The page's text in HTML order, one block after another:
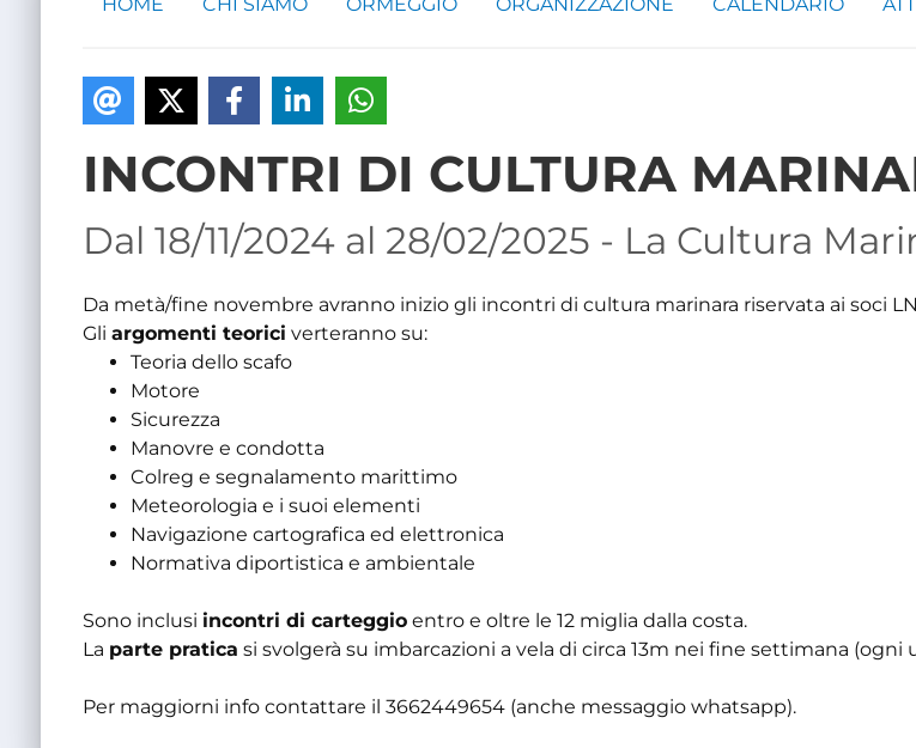
INCONTRI DI CULTURA
Dal 18/11/2024 al 28/02/2025 - La Cultura
Da metà/fine novembre avranno inizio gli incontri di cultura marinara riservata ai soci
Gli argomenti teorici verteranno su:
Teoria dello scafo
Motore
Sicurezza
Manovre e condotta
Colreg e segnalamento marittimo
Meteorologia e i suoi elementi
Navigazione cartografica ed elettronica
Normativa diportistica e ambientale
Sono inclusi incontri di carteggioentro e oltre le 12 miglia dalla costa.
La parte pratica si svolgerà su imbarcazioni a vela di circa 13m nei fine settimana (ogni
Per maggiorni info contattare il 3662449654 (anche messaggio whatsapp).